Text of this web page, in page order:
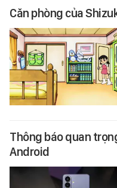
Căn phòng của
Thông báo quan
Android